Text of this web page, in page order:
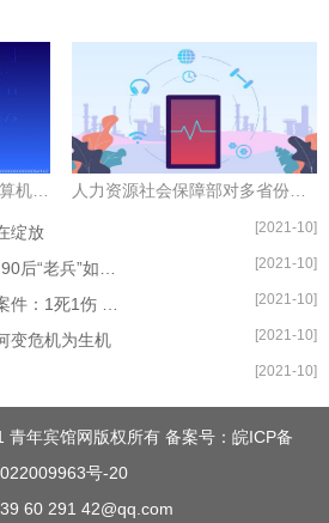
计算机工程与科学_关于计算机工程与科学的介绍_焦点速读 人力资源社会保障部对多省份青年就业开展督导
绽放 [2021-10]
捡到20万元农民工工资 90后“老兵”如数奉还 [2021-10]
河北保定通报一起刑事案件：1死1伤 嫌疑人自杀身亡 [2021-10]
变危机为生机 [2021-10]
[2021-10]
年宾馆网版权所有 备案号： 皖ICP备
号-20
60 291 42@qq.com